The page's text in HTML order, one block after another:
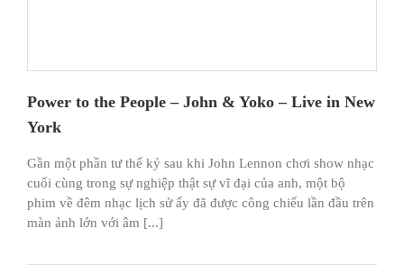
Power to the People – John & Yoko – Live in New
York
Gần một phần tư thế kỷ sau khi John Lennon chơi show nhạc
cuối cùng trong sự nghiệp thật sự vĩ đại của anh, một bộ
phim về đêm nhạc lịch sử ấy đã được công chiếu lần đầu trên
màn ảnh lớn với âm [...]